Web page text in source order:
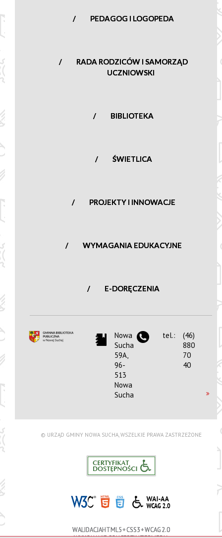
PEDAGOG I LOGOPEDA
RADA RODZICÓW I SAMORZĄD
UCZNIOWSKI
BIBLIOTEKA
ŚWIETLICA
PROJEKTY I INNOWACJE
WYMAGANIA EDUKACYJNE
E-DORĘCZENIA
Nowa
Sucha
59A,
96-
513
Nowa
Sucha
tel.:
(46)
880
70
40
© URZĄD GMINY NOWA SUCHA, WSZELKIE PRAWA ZASTRZEŻONE
WALIDACJA HTML5 + CSS3 + WCAG 2.0